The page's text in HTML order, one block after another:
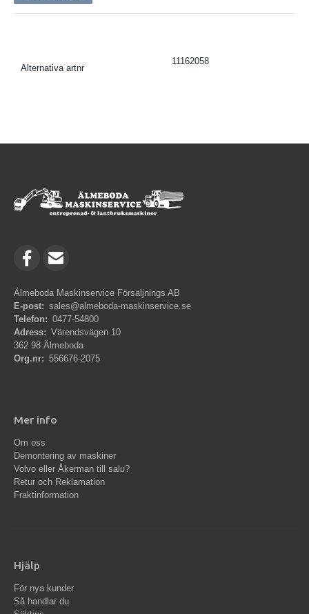
Alternativa artnr
11162058
Älmeboda Maskinservice Försäljnings AB
E-post: sales@almeboda-maskinservice.se
Telefon: 0477-54800
Adress: Värendsvägen 10
362 98 Älmeboda
Org.nr: 556676-2075
Mer info
Om oss
Demontering av maskiner
Volvo eller Åkerman till salu?
Retur och Reklamation
Fraktinformation
Hjälp
För nya kunder
Så handlar du